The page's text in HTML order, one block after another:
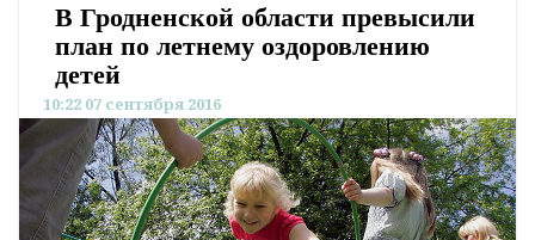
В Гродненской области превысили
план по летнему оздоровлению
детей
10:22 07 сентября 2016